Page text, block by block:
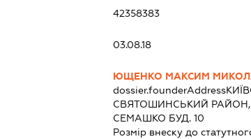
42358383
03.08.18
ЮЩЕНКО МАКСИМ
dossier.founderAddress
СВЯТОШИНСЬКИЙ
СЕМАШКО БУД. 10
Розмір внеску до